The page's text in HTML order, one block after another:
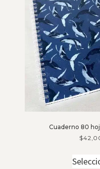
Cuaderno 80
$